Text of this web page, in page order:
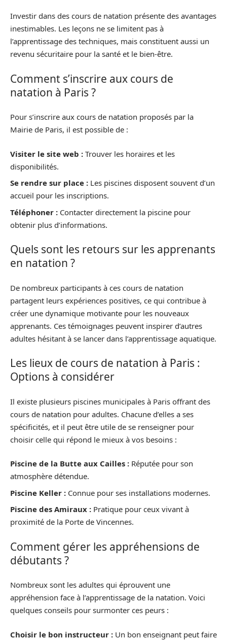
Investir dans des cours de natation présente des avantages
inestimables. Les leçons ne se limitent pas à
l’apprentissage des techniques, mais constituent aussi un
revenu sécuritaire pour la santé et le bien-être.
Comment s’inscrire aux cours de
natation à Paris ?
Pour s’inscrire aux cours de natation proposés par la
Mairie de Paris, il est possible de :
Visiter le site web : Trouver les horaires et les
disponibilités.
Se rendre sur place : Les piscines disposent souvent d’un
accueil pour les inscriptions.
Téléphoner : Contacter directement la piscine pour
obtenir plus d’informations.
Quels sont les retours sur les apprenants
en natation ?
De nombreux participants à ces cours de natation
partagent leurs expériences positives, ce qui contribue à
créer une dynamique motivante pour les nouveaux
apprenants. Ces témoignages peuvent inspirer d’autres
adultes hésitant à se lancer dans l’apprentissage aquatique.
Les lieux de cours de natation à Paris :
Options à considérer
Il existe plusieurs piscines municipales à Paris offrant des
cours de natation pour adultes. Chacune d’elles a ses
spécificités, et il peut être utile de se renseigner pour
choisir celle qui répond le mieux à vos besoins :
Piscine de la Butte aux Cailles : Réputée pour son
atmosphère détendue.
Piscine Keller : Connue pour ses installations modernes.
Piscine des Amiraux : Pratique pour ceux vivant à
proximité de la Porte de Vincennes.
Comment gérer les appréhensions de
débutants ?
Nombreux sont les adultes qui éprouvent une
appréhension face à l’apprentissage de la natation. Voici
quelques conseils pour surmonter ces peurs :
Choisir le bon instructeur : Un bon enseignant peut faire